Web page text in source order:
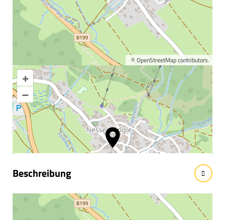
©OpenStreetMapcontributors.
+
–
Karte vergrößern
Informationen &
Wissenswertes
Beschreibung
Wir von der Raiffeisenbank Tannheimertal geben unser
Bestes in Bezug auf Ihre Finanzen.